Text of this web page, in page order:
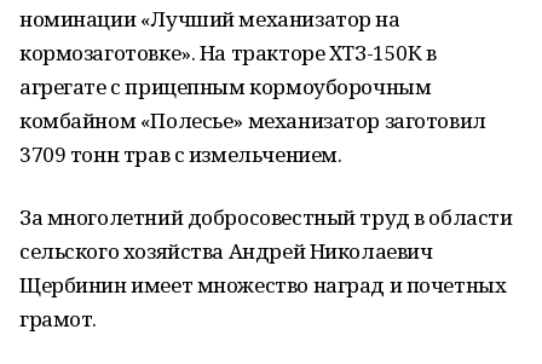
номинации «Лучший механизатор на
кормозаготовке». На тракторе ХТЗ-150К в
агрегате с прицепным кормоуборочным
комбайном «Полесье» механизатор заготовил
3709 тонн трав с измельчением.
За многолетний добросовестный труд в области
сельского хозяйства Андрей Николаевич
Щербинин имеет множество наград и почетных
грамот.